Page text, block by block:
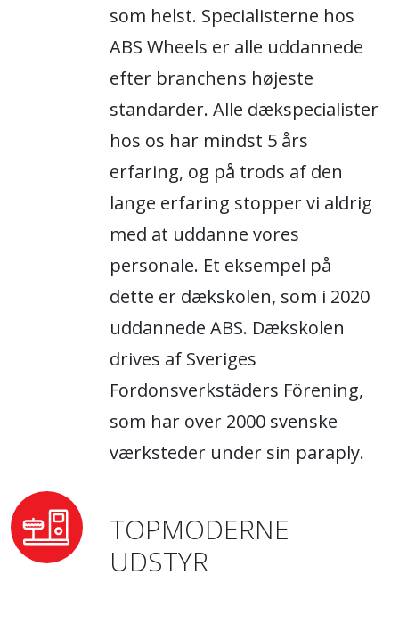
som helst. Specialisterne hos
ABS Wheels er alle uddannede
efter branchens højeste
standarder. Alle dækspecialister
hos os har mindst 5 års
erfaring, og på trods af den
lange erfaring stopper vi aldrig
med at uddanne vores
personale. Et eksempel på
dette er dækskolen, som i 2020
uddannede ABS. Dækskolen
drives af Sveriges
Fordonsverkstäders Förening,
som har over 2000 svenske
værksteder under sin paraply.
TOPMODERNE
UDSTYR